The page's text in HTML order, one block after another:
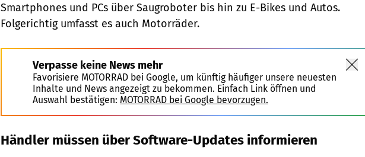
Smartphones und PCs über Saugroboter bis hin zu E-Bikes und Autos.
Folgerichtig umfasst es auch Motorräder.
Verpasse keine News mehr
Favorisiere MOTORRAD bei Google, um künftig häufiger unsere neuesten
Inhalte und News angezeigt zu bekommen. Einfach Link öffnen und
Auswahl bestätigen: MOTORRAD bei Google bevorzugen.
Händler müssen über Software-Updates informieren